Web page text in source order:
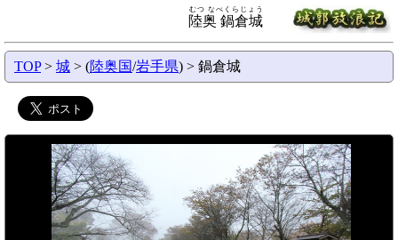
陸奥 鍋倉城
むつ なべくらじょう
TOP> 城 > (陸奥国/岩手県) > 鍋倉城